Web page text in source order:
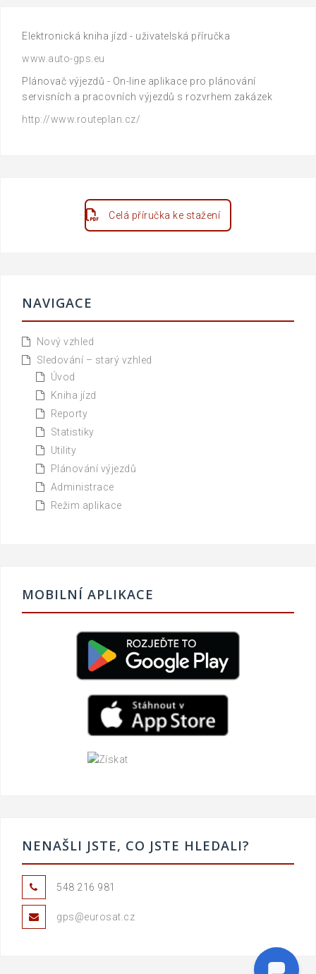
Elektronická kniha jízd - uživatelská příručka
www.auto-gps.eu
Plánovač výjezdů - On-line aplikace pro plánování
servisních a pracovních výjezdů s rozvrhem zakázek
http://www.routeplan.cz/
Celá příručka ke stažení
NAVIGACE
Nový vzhled
Sledování – starý vzhled
Úvod
Kniha jízd
Reporty
Statistiky
Utility
Plánování výjezdů
Administrace
Režim aplikace
MOBILNÍ APLIKACE
NENAŠLI JSTE, CO JSTE HLEDALI?
548 216 981
gps@eurosat.cz